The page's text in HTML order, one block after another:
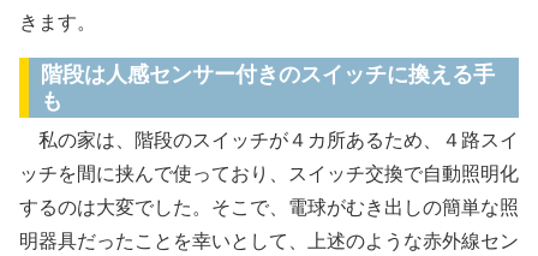
きます。
階段は人感センサー付きのスイッチに換える手
も
私の家は、階段のスイッチが４カ所あるため、４路スイ
ッチを間に挟んで使っており、スイッチ交換で自動照明化
するのは大変でした。そこで、電球がむき出しの簡単な照
明器具だったことを幸いとして、上述のような赤外線セン